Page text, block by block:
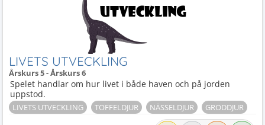
LIVETS UTVECKLING
Årskurs 5 - Årskurs 6
Spelet handlar om hur livet i både haven och på jorden
uppstod.
LIVETS UTVECKLING TOFFELDJUR NÄSSELDJUR GRODDJUR